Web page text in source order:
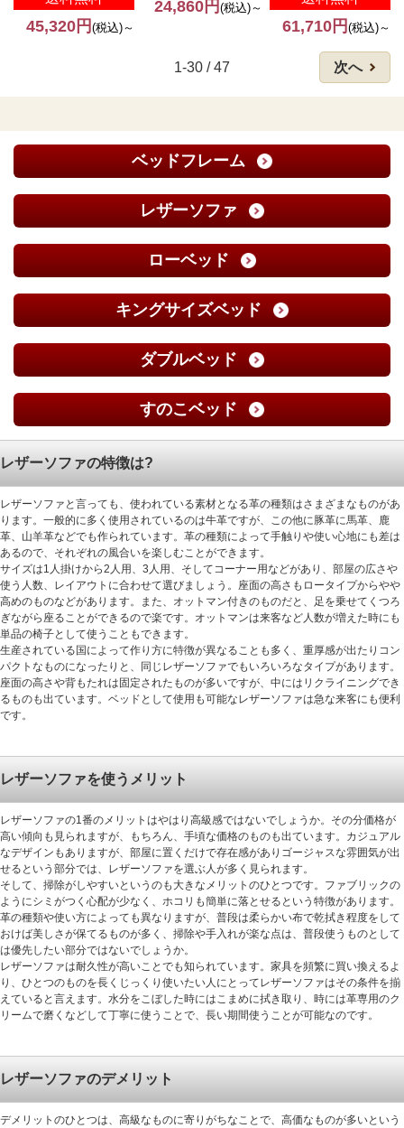
45,320円 (税込)～
24,860円 (税込)～
61,710円 (税込)～
1-30 / 47 次へ
ベッドフレーム
レザーソファ
ローベッド
キングサイズベッド
ダブルベッド
すのこベッド
レザーソファの特徴は?
レザーソファと言っても、使われている素材となる革の種類はさまざまなものがあ
ります。一般的に多く使用されているのは牛革ですが、この他に豚革に馬革、鹿
革、山羊革などでも作られています。革の種類によって手触りや使い心地にも差は
あるので、それぞれの風合いを楽しむことができます。
サイズは1人掛けから2人用、3人用、そしてコーナー用などがあり、部屋の広さや
使う人数、レイアウトに合わせて選びましょう。座面の高さもロータイプからやや
高めのものなどがあります。また、オットマン付きのものだと、足を乗せてくつろ
ぎながら座ることができるので楽です。オットマンは来客など人数が増えた時にも
単品の椅子として使うこともできます。
生産されている国によって作り方に特徴が異なることも多く、重厚感が出たりコン
パクトなものになったりと、同じレザーソファでもいろいろなタイプがあります。
座面の高さや背もたれは固定されたものが多いですが、中にはリクライニングでき
るものも出ています。ベッドとして使用も可能なレザーソファは急な来客にも便利
です。
レザーソファを使うメリット
レザーソファの1番のメリットはやはり高級感ではないでしょうか。その分価格が
高い傾向も見られますが、もちろん、手頃な価格のものも出ています。カジュアル
なデザインもありますが、部屋に置くだけで存在感がありゴージャスな雰囲気が出
せるという部分では、レザーソファを選ぶ人が多く見られます。
そして、掃除がしやすいというのも大きなメリットのひとつです。ファブリックの
ようにシミがつく心配が少なく、ホコリも簡単に落とせるという特徴があります。
革の種類や使い方によっても異なりますが、普段は柔らかい布で乾拭き程度をして
おけば美しさが保てるものが多く、掃除や手入れが楽な点は、普段使うものとして
は優先したい部分ではないでしょうか。
レザーソファは耐久性が高いことでも知られています。家具を頻繁に買い換えるよ
り、ひとつのものを長くじっくり使いたい人にとってレザーソファはその条件を揃
えていると言えます。水分をこぼした時にはこまめに拭き取り、時には革専用のク
リームで磨くなどして丁寧に使うことで、長い期間使うことが可能なのです。
レザーソファのデメリット
デメリットのひとつは、高級なものに寄りがちなことで、高価なものが多いという